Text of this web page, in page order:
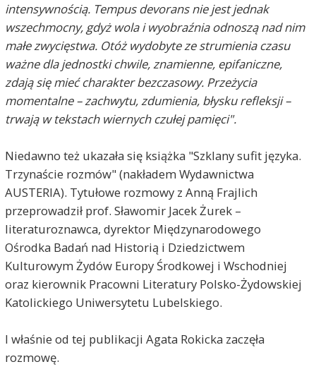
intensywnością. Tempus devorans nie jest jednak
wszechmocny, gdyż wola i wyobraźnia odnoszą nad nim
małe zwycięstwa. Otóż wydobyte ze strumienia czasu
ważne dla jednostki chwile, znamienne, epifaniczne,
zdają się mieć charakter bezczasowy. Przeżycia
momentalne – zachwytu, zdumienia, błysku refleksji –
trwają w tekstach wiernych czułej pamięci".
Niedawno też ukazała się książka "Szklany sufit języka.
Trzynaście rozmów" (nakładem Wydawnictwa
AUSTERIA). Tytułowe rozmowy z Anną Frajlich
przeprowadził prof. Sławomir Jacek Żurek –
literaturoznawca, dyrektor Międzynarodowego
Ośrodka Badań nad Historią i Dziedzictwem
Kulturowym Żydów Europy Środkowej i Wschodniej
oraz kierownik Pracowni Literatury Polsko-Żydowskiej
Katolickiego Uniwersytetu Lubelskiego.
I właśnie od tej publikacji Agata Rokicka zaczęła
rozmowę.